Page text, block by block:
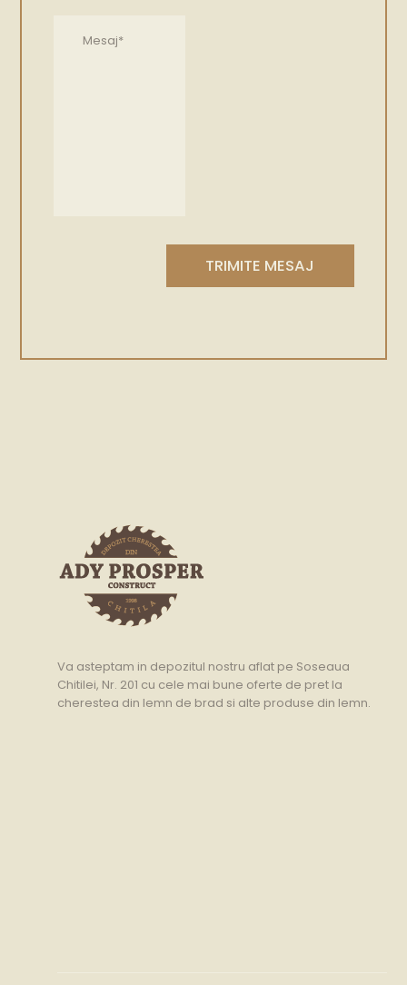
Va asteptam in depozitul nostru aflat pe Soseaua
Chitilei, Nr. 201 cu cele mai bune oferte de pret la
cherestea din lemn de brad si alte produse din lemn.